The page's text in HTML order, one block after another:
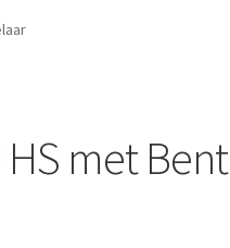
HS met